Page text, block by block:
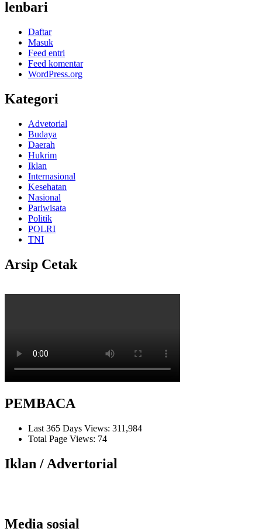
lenbari
Daftar
Masuk
Feed entri
Feed komentar
WordPress.org
Kategori
Advetorial
Budaya
Daerah
Hukrim
Iklan
Internasional
Kesehatan
Nasional
Pariwisata
Politik
POLRI
TNI
Arsip Cetak
PEMBACA
Last 365 Days Views: 311,984
Total Page Views: 74
Iklan / Advertorial
Media sosial